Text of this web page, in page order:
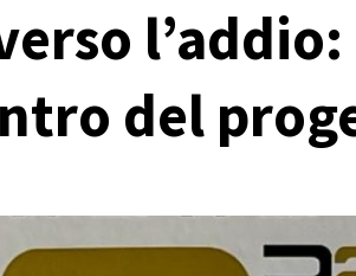
l’addio:
del